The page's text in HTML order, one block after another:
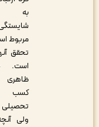
به کسب
شایستگی او
مربوط است که در
تحقق آن‎ها تردید
است. دستاورد
ظاهری آموزش،
کسب مدارک
تحصیلی است
ولی آنچه انتظار